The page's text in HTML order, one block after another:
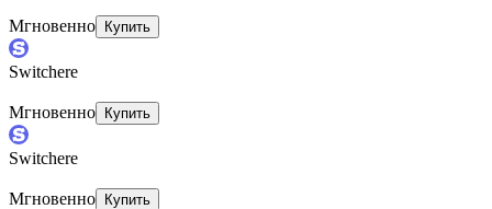
Мгновенно Купить
Switchere
Мгновенно Купить
Switchere
Мгновенно Купить